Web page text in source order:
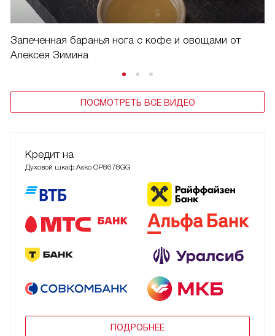
Запеченная баранья нога с кофе и овощами от
Алексея Зимина
ПОСМОТРЕТЬ ВСЕ ВИДЕО
Кредит на
Духовой шкаф Asko OP8678GG
ПОДРОБНЕЕ